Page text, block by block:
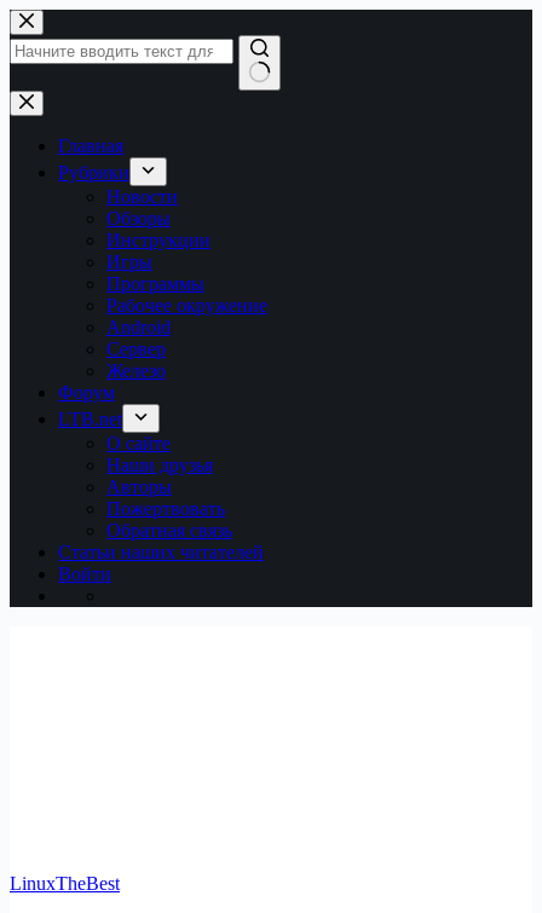
Перейти
к
сути
Ничего
не
найденоГлавная
Рубрики
Новости
Обзоры
Инструкции
Игры
Программы
Рабочее окружение
Android
Сервер
Железо
Форум
LTB.net
О сайте
Наши друзья
Авторы
Пожертвовать
Обратная связь
Статьи наших читателей
Войти
LinuxTheBest